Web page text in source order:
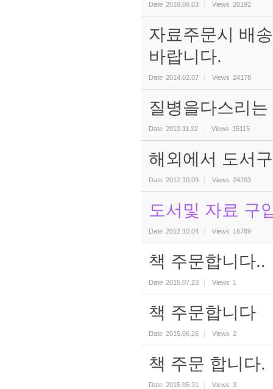
Date 2016.06.03 Views 20192
자료주문시 배
바랍니다.
Date 2014.02.07 Views 24178
질병을다스리
Date 2012.11.22 Views 15115
해외에서 도서
Date 2012.10.09 Views 24263
도서및 자료 구
Date 2012.10.04 Views 16789
책 주문합니다..
Date 2015.07.23 Views 1
책 주문합니다
Date 2015.06.26 Views 2
책 주문 합니다.
Date 2015.05.31 Views 3